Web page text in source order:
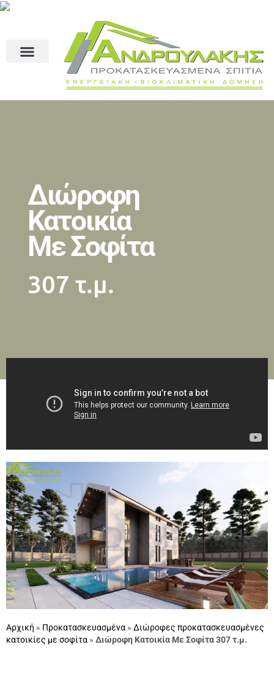
Διώροφη
Κατοικία
Με Σοφίτα
307 τ.μ.
Αρχική » Προκατασκευασμένα » Διώροφες προκατασκευασμένες
κατοικίες με σοφίτα » Διώροφη Κατοικία Με Σοφίτα 307 τ.μ.